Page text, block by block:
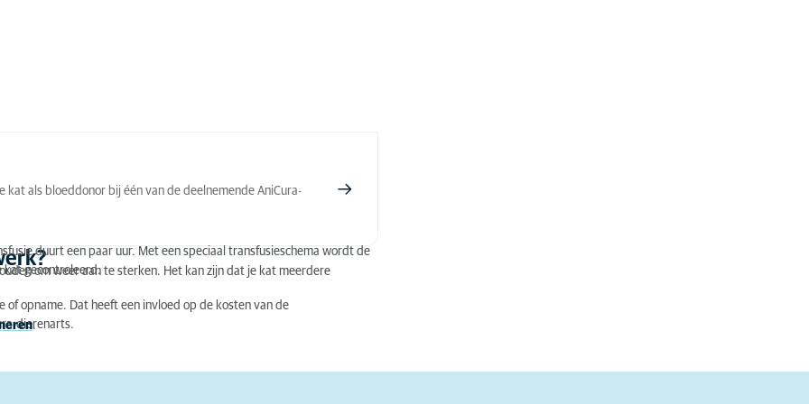
als bloeddonor bij één van de deelnemende AniCura-
duurt een paar uur. Met een speciaal transfusieschema wordt de
kat gecontroleerd.
om weer aan te sterken. Het kan zijn dat je kat meerdere
opname. Dat heeft een invloed op de kosten van de
dierenarts.
.